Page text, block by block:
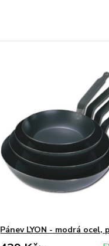
Pánev LYON - modrá ocel,